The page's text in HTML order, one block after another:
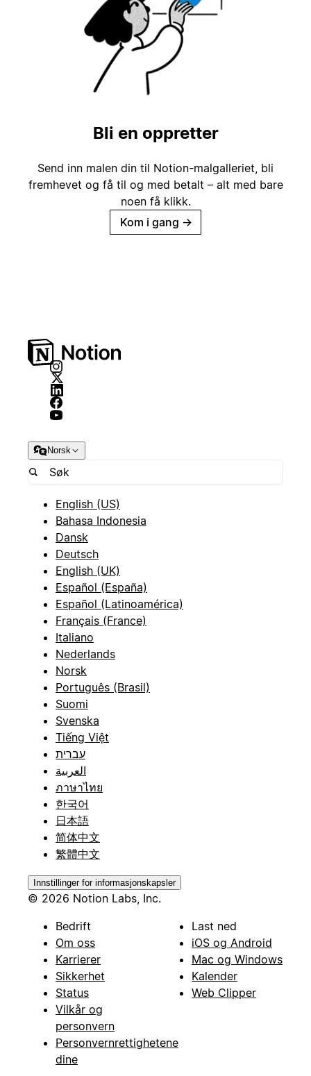
Bli en oppretter
Send inn malen din til Notion-malgalleriet, bli
fremhevet og få til og med betalt – alt med bare
noen få klikk.
Kom i gang →
Norsk
English (US)
Bahasa Indonesia
Dansk
Deutsch
English (UK)
Español (España)
Español (Latinoamérica)
Français (France)
Italiano
Nederlands
Norsk
Português (Brasil)
Suomi
Svenska
Tiếng Việt
עברית
العربية
ภาษาไทย
한국어
日本語
简体中文
繁體中文
Innstillinger for informasjonskapsler
© 2026 Notion Labs, Inc.
Bedrift
Om oss
Karrierer
Sikkerhet
Status
Vilkår og
personvern
Personvernrettighetene
dine
Last ned
iOS og Android
Mac og Windows
Kalender
Web Clipper